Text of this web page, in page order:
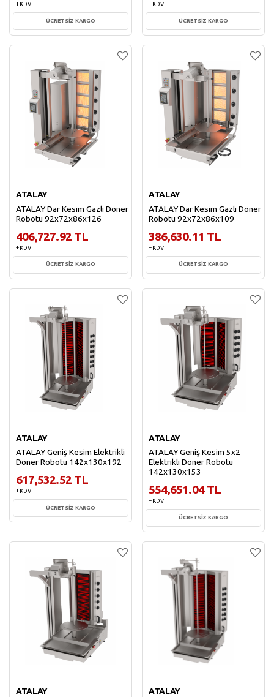
+ KDV
ÜCRETSİZ KARGO
Sepete Ekle
+ KDV
ÜCRETSİZ KARGO
Sepete Ekle
ATALAY
ATALAY Dar Kesim Gazlı Döner
Robotu 92x72x86x126
406,727.92 TL
+ KDV
ÜCRETSİZ KARGO
Sepete Ekle
ATALAY
ATALAY Dar Kesim Gazlı Döner
Robotu 92x72x86x109
386,630.11 TL
+ KDV
ÜCRETSİZ KARGO
Sepete Ekle
ATALAY
ATALAY Geniş Kesim Elektrikli
Döner Robotu 142x130x192
617,532.52 TL
+ KDV
ÜCRETSİZ KARGO
ATALAY
ATALAY Geniş Kesim 5x2
Elektrikli Döner Robotu
142x130x153
554,651.04 TL
+ KDV
ÜCRETSİZ KARGO
Sepete Ekle
ATALAY ATALAY